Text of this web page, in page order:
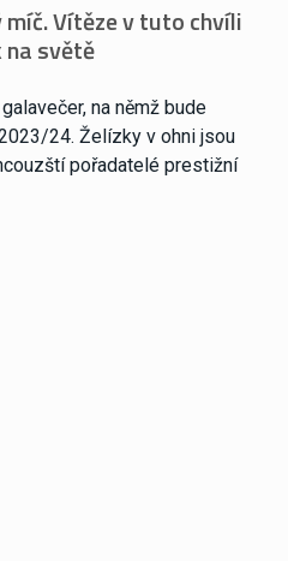
Vítěze v tuto chvíli
na světě
na němž bude
24. Želízky v ohni jsou
pořadatelé prestižní